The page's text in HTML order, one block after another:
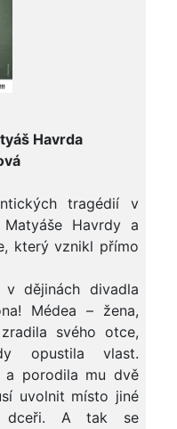
Havrda
tragédií v
Havrdy a
který vznikl přímo
dějinách divadla
Médea – žena,
svého otce,
opustila vlast.
a porodila mu dvě
uvolnit místo jiné
dceři. A tak se